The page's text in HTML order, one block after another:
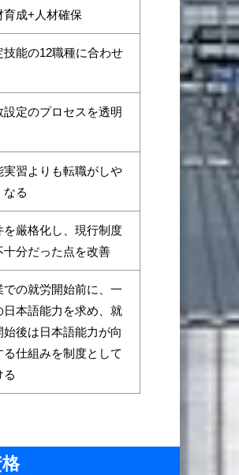
育成+人材確保
技能の12職種に合わせ
設定のプロセスを透明
実習よりも転職がしや
なる
を厳格化し、現行制度
十分だった点を改善
での就労開始前に、一
日本語能力を求め、就
始後は日本語能力が向
る仕組みを制度として
る